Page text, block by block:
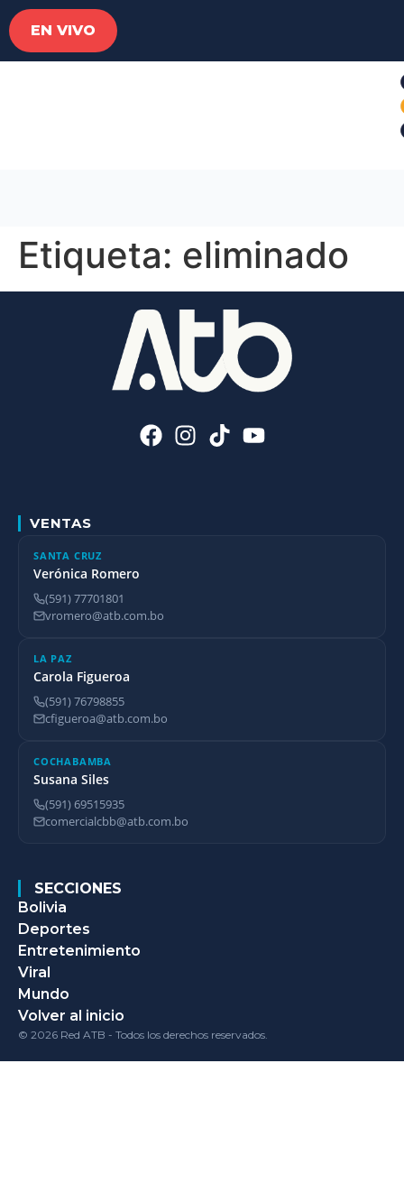
EN VIVO
Etiqueta: eliminado
VENTAS
SANTA CRUZ
Verónica Romero
(591) 77701801
vromero@atb.com.bo
LA PAZ
Carola Figueroa
(591) 76798855
cfigueroa@atb.com.bo
COCHABAMBA
Susana Siles
(591) 69515935
comercialcbb@atb.com.bo
SECCIONES
Bolivia
Deportes
Entretenimiento
Viral
Mundo
Volver al inicio
© 2026 Red ATB - Todos los derechos reservados.